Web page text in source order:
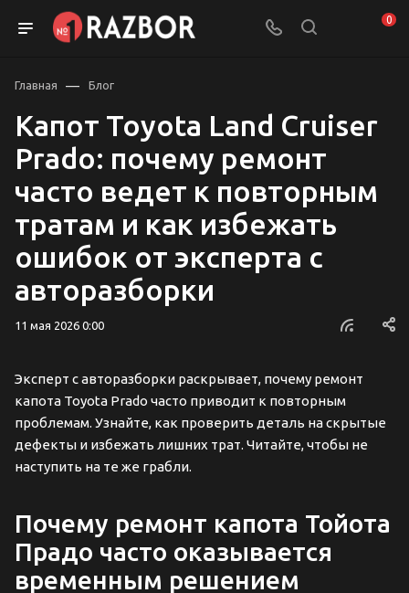
0
Главная — Блог
Капот Toyota Land Cruiser
Prado: почему ремонт
часто ведет к повторным
тратам и как избежать
ошибок от эксперта с
авторазборки
11 мая 2026 0:00
Эксперт с авторазборки раскрывает, почему ремонт
капота Toyota Prado часто приводит к повторным
проблемам. Узнайте, как проверить деталь на скрытые
дефекты и избежать лишних трат. Читайте, чтобы не
наступить на те же грабли.
Почему ремонт капота Тойота
Прадо часто оказывается
временным решением